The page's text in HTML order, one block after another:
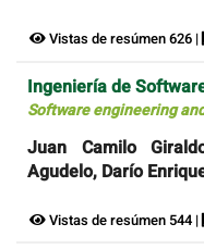
Vistas de resúmen 626 |
Ingeniería de
Software engineering
Juan Camilo
Agudelo, Darío
Vistas de resúmen 544 |